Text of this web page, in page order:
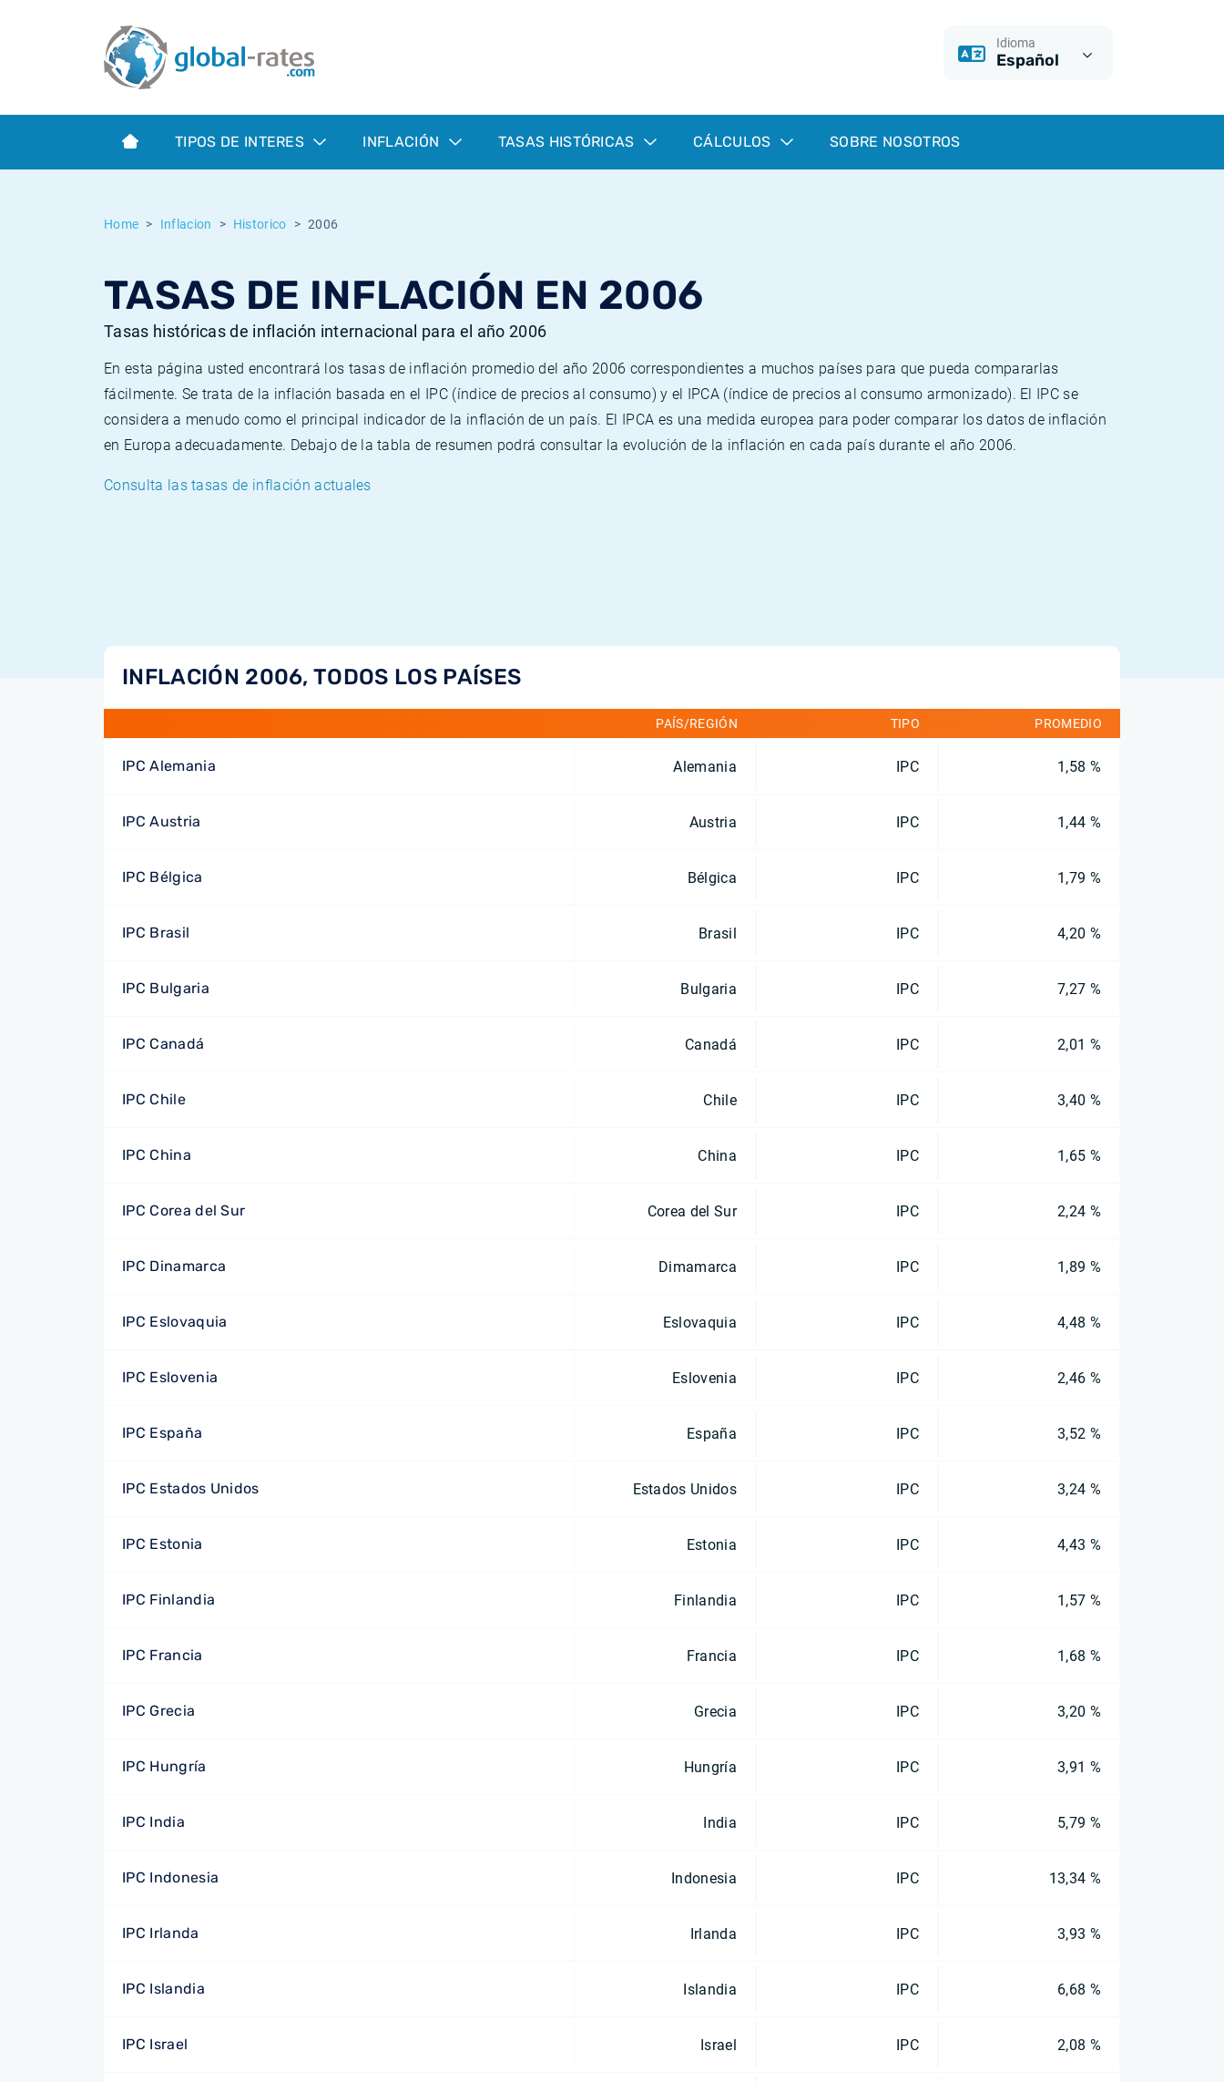
Idioma
Español
TIPOS DE INTERES INFLACIÓN TASAS HISTÓRICAS CÁLCULOS SOBRE NOSOTROS
Home Inflacion Historico 2006
TASAS DE INFLACIÓN EN 2006
Tasas históricas de inflación internacional para el año 2006
En esta página usted encontrará los tasas de inflación promedio del año 2006 correspondientes a muchos países para que pueda compararlas
fácilmente. Se trata de la inflación basada en el IPC (índice de precios al consumo) y el IPCA (índice de precios al consumo armonizado). El IPC se
considera a menudo como el principal indicador de la inflación de un país. El IPCA es una medida europea para poder comparar los datos de inflación
en Europa adecuadamente. Debajo de la tabla de resumen podrá consultar la evolución de la inflación en cada país durante el año 2006.
Consulta las tasas de inflación actuales
INFLACIÓN 2006, TODOS LOS PAÍSES
PAÍS/REGIÓN TIPO PROMEDIO
IPC Alemania Alemania IPC 1,58 %
IPC Austria Austria IPC 1,44 %
IPC Bélgica Bélgica IPC 1,79 %
IPC Brasil Brasil IPC 4,20 %
IPC Bulgaria Bulgaria IPC 7,27 %
IPC Canadá Canadá IPC 2,01 %
IPC Chile Chile IPC 3,40 %
IPC China China IPC 1,65 %
IPC Corea del Sur Corea del Sur IPC 2,24 %
IPC Dinamarca Dimamarca IPC 1,89 %
IPC Eslovaquia Eslovaquia IPC 4,48 %
IPC Eslovenia Eslovenia IPC 2,46 %
IPC España España IPC 3,52 %
IPC Estados Unidos Estados Unidos IPC 3,24 %
IPC Estonia Estonia IPC 4,43 %
IPC Finlandia Finlandia IPC 1,57 %
IPC Francia Francia IPC 1,68 %
IPC Grecia Grecia IPC 3,20 %
IPC Hungría Hungría IPC 3,91 %
IPC India India IPC 5,79 %
IPC Indonesia Indonesia IPC 13,34 %
IPC Irlanda Irlanda IPC 3,93 %
IPC Islandia Islandia IPC 6,68 %
IPC Israel Israel IPC 2,08 %
Term SOFR
¿Qué es la inflación IPC?
¿Qué es la inflación IPCA?
Inflación Mexicano - IPC
Euribor - histórico
ESTER - histórico
Calculadora de inflación